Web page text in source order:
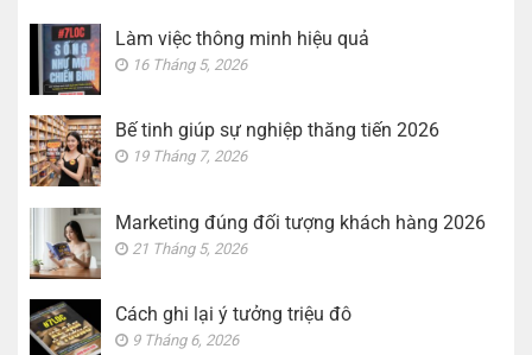
Làm việc thông minh hiệu quả
16 Tháng 5, 2026
Bế tinh giúp sự nghiệp thăng tiến 2026
19 Tháng 7, 2026
Marketing đúng đối tượng khách hàng 2026
21 Tháng 5, 2026
Cách ghi lại ý tưởng triệu đô
9 Tháng 6, 2026